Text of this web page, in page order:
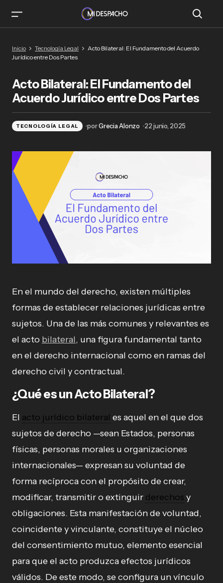
Jurídico entre Dos Partes
Inicio Tecnología Legal
Acto Bilateral: El Fundamento del Acuerdo
Jurídico entre Dos Partes
Acto Bilateral: El Fundamento del
Acuerdo Jurídico entre Dos Partes
TECNOLOGÍA LEGAL porGrecia Alonzo 22 junio, 2025
En el mundo del derecho, existen múltiples
formas de establecer relaciones jurídicas entre
sujetos. Una de las más comunes y relevantes es
el acto bilateral, una figura fundamental tanto
en el derecho internacional como en ramas del
derecho civil y contractual.
¿Qué es un Acto Bilateral?
El acto jurídico bilateral es aquel en el que dos
sujetos de derecho —sean Estados, personas
físicas, personas morales u organizaciones
internacionales— expresan su voluntad de
forma recíproca con el propósito de crear,
modificar, transmitir o extinguir derechos y
obligaciones. Esta manifestación de voluntad,
coincidente y vinculante, constituye el núcleo
del consentimiento mutuo, elemento esencial
para que el acto produzca efectos jurídicos
válidos. De este modo, se configura un vínculo